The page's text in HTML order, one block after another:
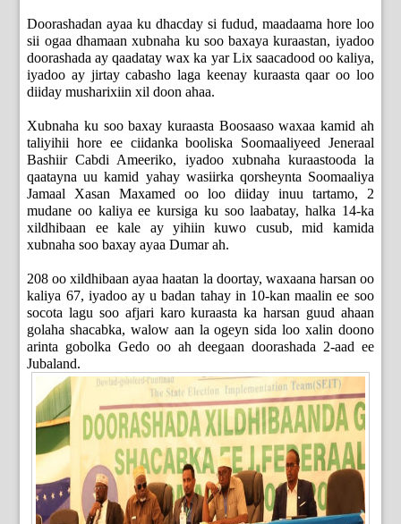
Doorashadan ayaa ku dhacday si fudud, maadaama hore loo
sii ogaa dhamaan xubnaha ku soo baxaya kuraastan, iyadoo
doorashada ay qaadatay wax ka yar Lix saacadood oo kaliya,
iyadoo ay jirtay cabasho laga keenay kuraasta qaar oo loo
diiday musharixiin xil doon ahaa.
Xubnaha ku soo baxay kuraasta Boosaaso waxaa kamid ah
taliyihii hore ee ciidanka booliska Soomaaliyeed Jeneraal
Bashiir Cabdi Ameeriko, iyadoo xubnaha kuraastooda la
qaatayna uu kamid yahay wasiirka qorsheynta Soomaaliya
Jamaal Xasan Maxamed oo loo diiday inuu tartamo, 2
mudane oo kaliya ee kursiga ku soo laabatay, halka 14-ka
xildhibaan ee kale ay yihiin kuwo cusub, mid kamida
xubnaha soo baxay ayaa Dumar ah.
208 oo xildhibaan ayaa haatan la doortay, waxaana harsan oo
kaliya 67, iyadoo ay u badan tahay in 10-kan maalin ee soo
socota lagu soo afjari karo kuraasta ka harsan guud ahaan
golaha shacabka, walow aan la ogeyn sida loo xalin doono
arinta gobolka Gedo oo ah deegaan doorashada 2-aad ee
Jubaland.